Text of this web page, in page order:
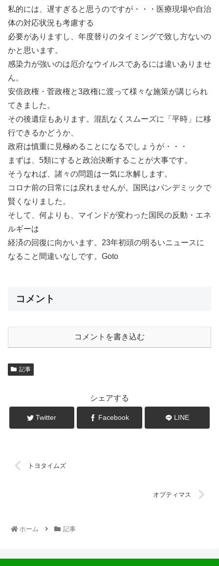
私的には、遅すぎると思うのですが・・・医療現場や自治
体の対応状況も考慮する
必要がありますし、年度替りのタイミングで致し方ないの
かと思います。
感染力が強いのは厄介なウイルスであるには違いありませ
ん。
安倍政権・菅政権と3政権に渡って様々な施策が講じられ
てきました。
その後遺症もあります。混乱なくスムーズに「平時」に移
行できるかどうか、
政府は慎重に見極めることになるでしょうが・・・
まずは、5類にすると政治決断することが大事です。
そうなれば、諸々の問題は一気に氷解します。
コロナ前の日常には戻れませんが。国民はパンデミックで
賢くなりました。
そして、何よりも、マインドが変わった国民の反動・エネ
ルギーは
経済の回復に向かいます。23年初頭の明るいニュースに
なること間違いなしです。Goto
コメント
コメントを書き込む
記事
シェアする
Twitter Facebook LINE
トヨタイムズ
オプティマス
ホーム 記事